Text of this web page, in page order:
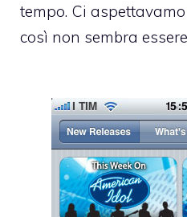
tempo. Ci
così non sembra